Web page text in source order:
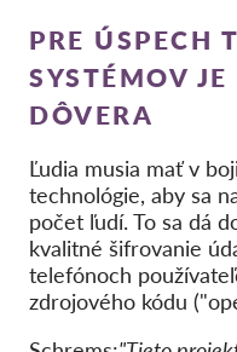
PRE ÚSPECH
SYSTÉMOV
DÔVERA
Ľudia musia mať v
technológie, aby sa
počet ľudí. To sa dá
kvalitné šifrovanie
telefónoch
zdrojového kódu